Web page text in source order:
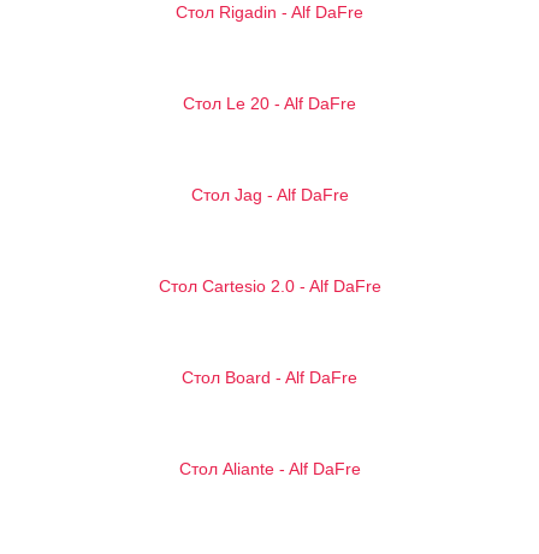
Стол Rigadin - Alf DaFre
Стол Le 20 - Alf DaFre
Стол Jag - Alf DaFre
Стол Cartesio 2.0 - Alf DaFre
Стол Board - Alf DaFre
Стол Aliante - Alf DaFre